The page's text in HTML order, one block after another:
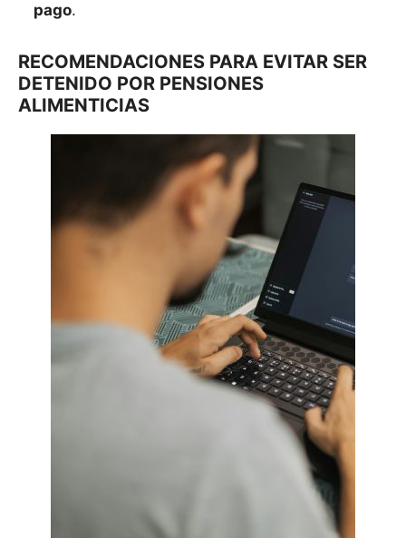
pago.
RECOMENDACIONES PARA EVITAR SER
DETENIDO POR PENSIONES
ALIMENTICIAS